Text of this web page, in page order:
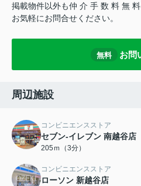
掲載物件以外も仲 介 手 数 料 無 料
お気軽にお問合せください。
無料 お問
周辺施設
コンビニエンスストア
セブン‐イレブン 南越谷店
205ｍ（3分）
コンビニエンスストア
ローソン 新越谷店